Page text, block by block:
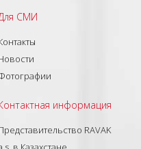
СМИ
информация
RAVAK